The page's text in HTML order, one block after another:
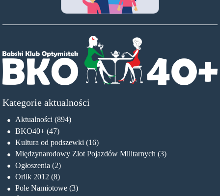
Kategorie aktualności
Aktualności (894)
BKO40+ (47)
Kultura od podszewki (16)
Międzynarodowy Zlot Pojazdów Militarnych (3)
Ogłoszenia (2)
Orlik 2012 (8)
Pole Namiotowe (3)